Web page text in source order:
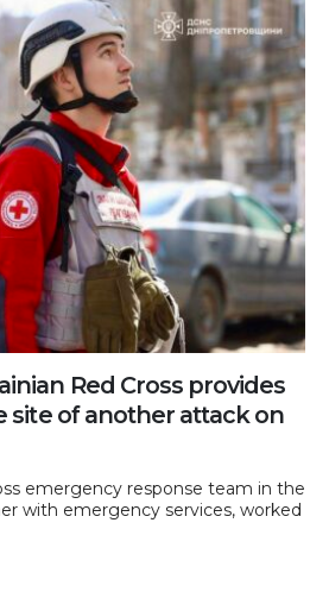
Red Cross provides
site of another attack on
emergency response team in the
with emergency services, worked